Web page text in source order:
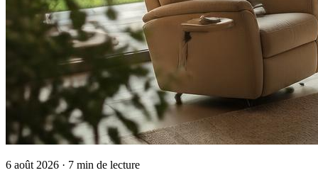
6 août 2026 · 7 min de lecture